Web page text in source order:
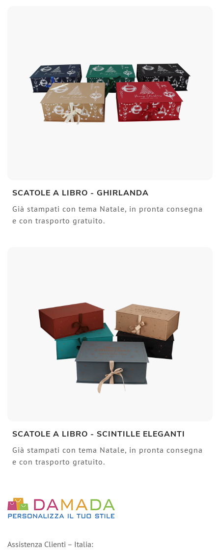
SCATOLE A LIBRO - GHIRLANDA
Già stampati con tema Natale, in pronta consegna
e con trasporto gratuito.
SCATOLE A LIBRO - SCINTILLE ELEGANTI
Già stampati con tema Natale, in pronta consegna
e con trasporto gratuito.
Assistenza Clienti – Italia: